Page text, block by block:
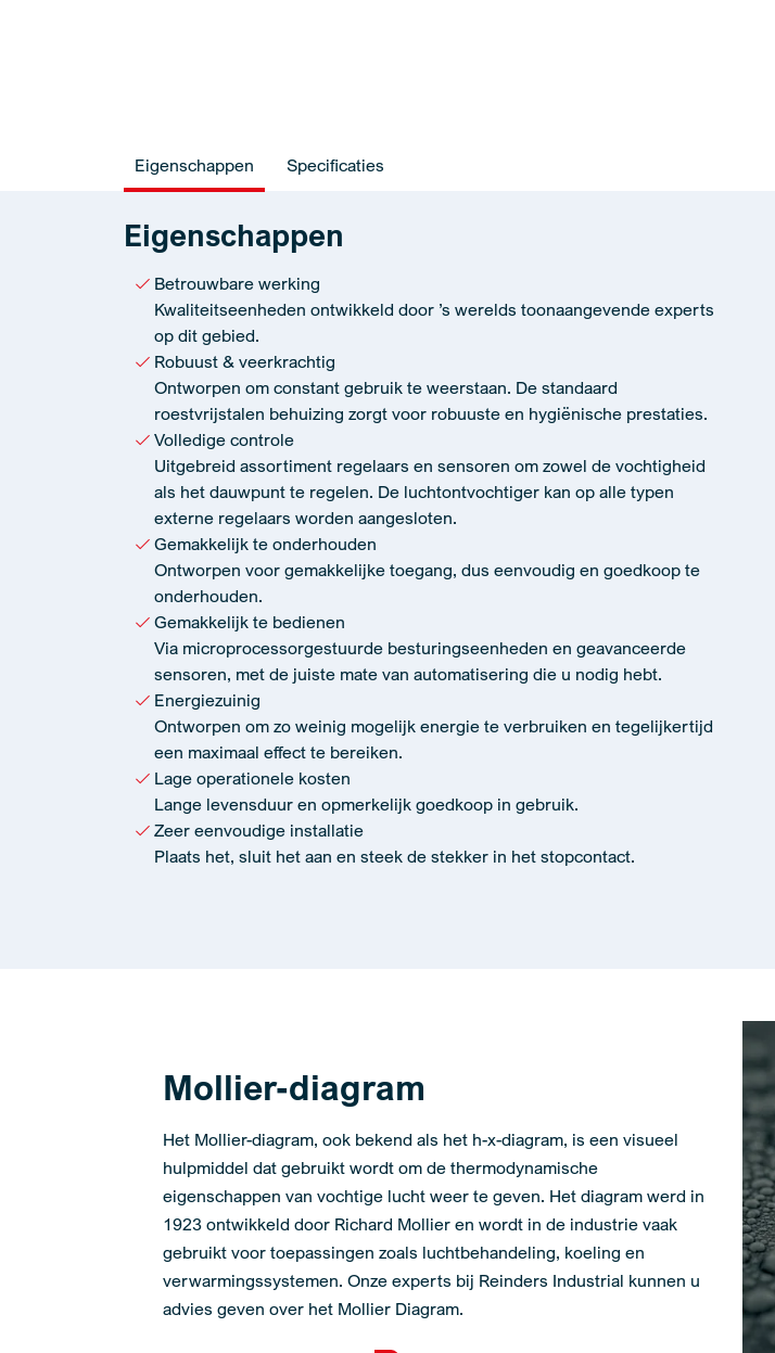
Eigenschappen Specificaties
Eigenschappen
Betrouwbare werking
Kwaliteitseenheden ontwikkeld door ’s werelds toonaangevende experts
op dit gebied.
Robuust & veerkrachtig
Ontworpen om constant gebruik te weerstaan. De standaard
roestvrijstalen behuizing zorgt voor robuuste en hygiënische prestaties.
Volledige controle
Uitgebreid assortiment regelaars en sensoren om zowel de vochtigheid
als het dauwpunt te regelen. De luchtontvochtiger kan op alle typen
externe regelaars worden aangesloten.
Gemakkelijk te onderhouden
Ontworpen voor gemakkelijke toegang, dus eenvoudig en goedkoop te
onderhouden.
Gemakkelijk te bedienen
Via microprocessorgestuurde besturingseenheden en geavanceerde
sensoren, met de juiste mate van automatisering die u nodig hebt.
Energiezuinig
Ontworpen om zo weinig mogelijk energie te verbruiken en tegelijkertijd
een maximaal effect te bereiken.
Lage operationele kosten
Lange levensduur en opmerkelijk goedkoop in gebruik.
Zeer eenvoudige installatie
Plaats het, sluit het aan en steek de stekker in het stopcontact.
Mollier-diagram
Het Mollier-diagram, ook bekend als het h-x-diagram, is een visueel
hulpmiddel dat gebruikt wordt om de thermodynamische
eigenschappen van vochtige lucht weer te geven. Het diagram werd in
1923 ontwikkeld door Richard Mollier en wordt in de industrie vaak
gebruikt voor toepassingen zoals luchtbehandeling, koeling en
verwarmingssystemen. Onze experts bij Reinders Industrial kunnen u
advies geven over het Mollier Diagram.